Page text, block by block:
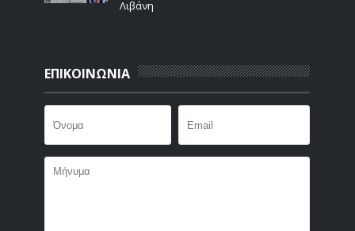
Λιβάνη
ΕΠΙΚΟΙΝΩΝΙΑ